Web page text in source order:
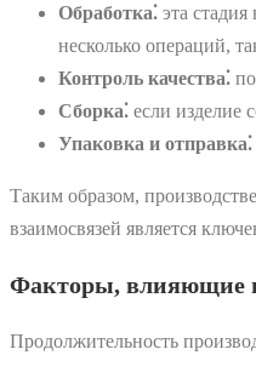
Обработка⁚ эта
несколько операций,
Контроль качества⁚
Сборка⁚ если изделие
Упаковка и отправка⁚
Таким образом,
взаимосвязей является
Факторы, влияющие
Продолжительность